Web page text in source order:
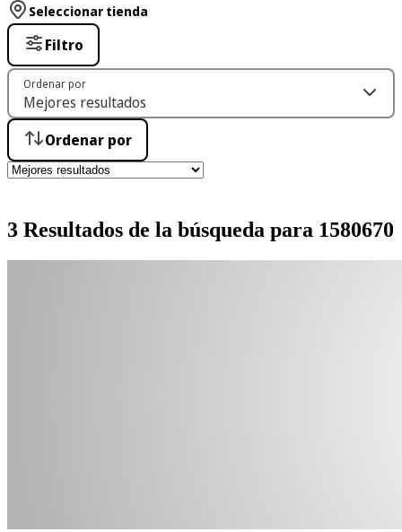
3 Resultados de la búsqueda para 1580670
Seleccionar tienda
Filtro
Ordenar por
Ordenar por